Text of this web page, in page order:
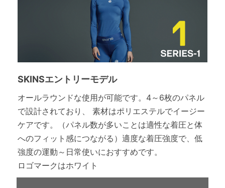
SKINSエントリーモデル
オールラウンドな使用が可能です。4～6枚のパネル
で設計されており、 素材はポリエステルでイージー
ケアです。（パネル数が多いことは適性な着圧と体
へのフィット感につながる）適度な着圧強度で、低
強度の運動～日常使いにおすすめです。
ロゴマークはホワイト